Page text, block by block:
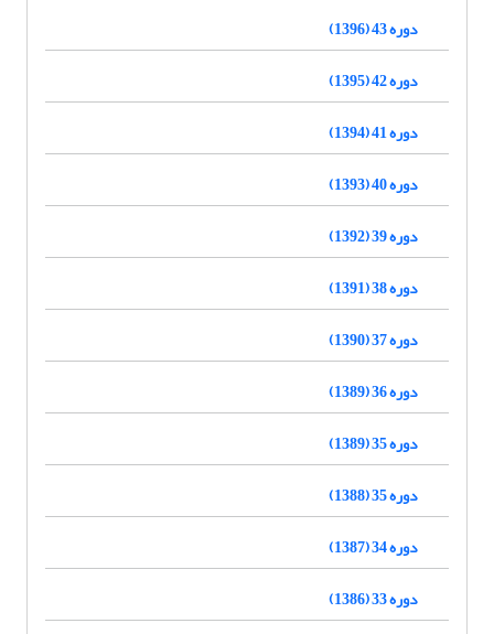
دوره 43 (1396)
دوره 42 (1395)
دوره 41 (1394)
دوره 40 (1393)
دوره 39 (1392)
دوره 38 (1391)
دوره 37 (1390)
دوره 36 (1389)
دوره 35 (1389)
دوره 35 (1388)
دوره 34 (1387)
دوره 33 (1386)